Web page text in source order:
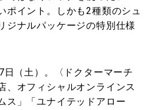
ポイント。しかも2種類のシュ
ジナルパッケージの特別仕様
（土）。〈ドクターマーチ
、オフィシャルオンラインス
ス」「ユナイテッドアロー